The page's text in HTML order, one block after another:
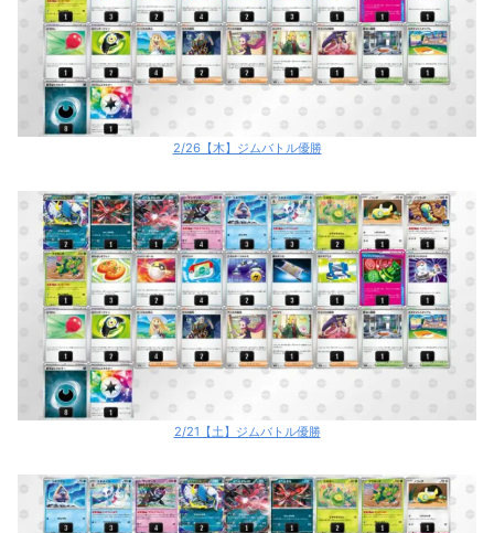
2/26【木】ジムバトル優勝
2/21【土】ジムバトル優勝